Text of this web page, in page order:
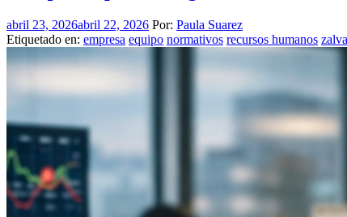
abril 23, 2026abril 22, 2026 Por: Paula Suarez
Etiquetado en: empresa equipo normativos recursos humanos